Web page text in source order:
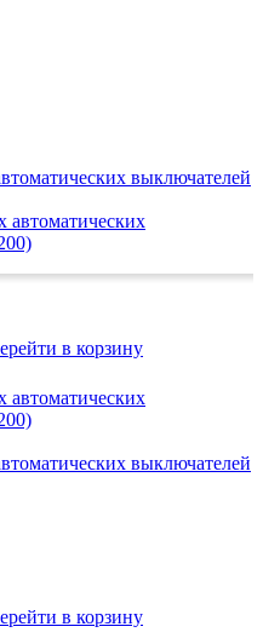
выключателей
в корзину
выключателей
в корзину